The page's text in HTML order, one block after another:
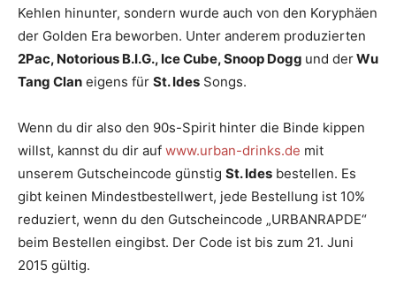
Kehlen hinunter, sondern wurde auch von den Koryphäen
der Golden Era beworben. Unter anderem produzierten
2Pac, Notorious B.I.G., Ice Cube, Snoop Dogg und derWu
Tang Clan eigens für St. Ides Songs.
Wenn du dir also den 90s-Spirit hinter die Binde kippen
willst, kannst du dir auf www.urban-drinks.de mit
unserem Gutscheincode günstig St. Ides bestellen. Es
gibt keinen Mindestbestellwert, jede Bestellung ist 10%
reduziert, wenn du den Gutscheincode „URBANRAPDE“
beim Bestellen eingibst. Der Code ist bis zum 21. Juni
2015 gültig.